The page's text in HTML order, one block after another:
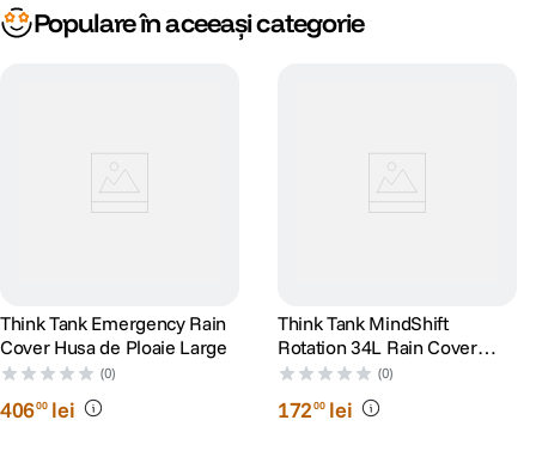
Populare în aceeași categorie
Think Tank Emergency Rain
Cover Husa de Ploaie Large
(0)
40600 lei
Think Tank MindShift
Rotation 34L Rain Cover
Husa de Ploaie
(0)
17200 lei